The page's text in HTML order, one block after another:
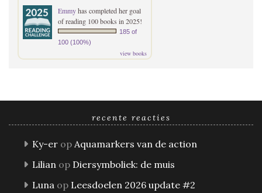
Emmyhas completed her goal
of reading 100 books in 2025!
185 of
100 (100%)
view books
recente reacties
Ky-er op Aquamarkers van de action
Lilian op Diersymboliek: de muis
Luna op Leesdoelen 2026 update #2